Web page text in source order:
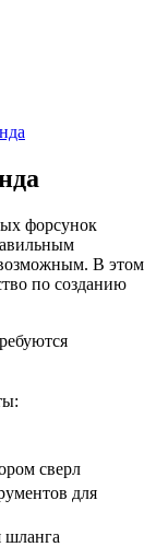
форсунок
В этом
по созданию
сверл
для